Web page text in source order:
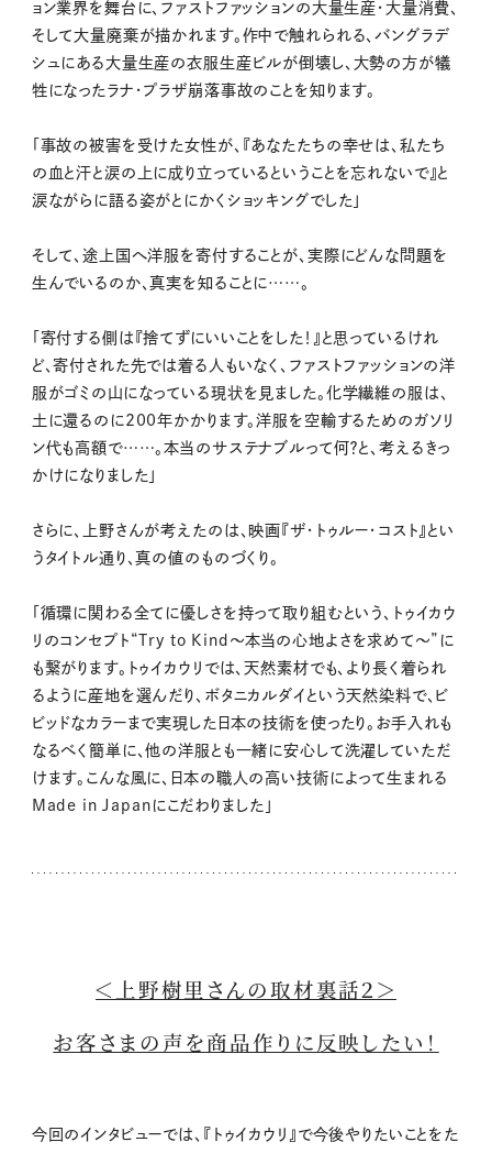
ョン業界を舞台に、ファストファッションの大量生産・大量消費、
そして大量廃棄が描かれます。作中で触れられる、バングラデ
シュにある大量生産の衣服生産ビルが倒壊し、大勢の方が犠
牲になったラナ・プラザ崩落事故のことを知ります。
「事故の被害を受けた女性が、『あなたたちの幸せは、私たち
の血と汗と涙の上に成り立っているということを忘れないで』と
涙ながらに語る姿がとにかくショッキングでした」
そして、途上国へ洋服を寄付することが、実際にどんな問題を
生んでいるのか、真実を知ることに……。
「寄付する側は『捨てずにいいことをした！』と思っているけれ
ど、寄付された先では着る人もいなく、ファストファッションの洋
服がゴミの山になっている現状を見ました。化学繊維の服は、
土に還るのに200年かかります。洋服を空輸するためのガソリ
ン代も高額で……。本当のサステナブルって何？と、考えるきっ
かけになりました」
さらに、上野さんが考えたのは、映画『ザ・トゥルー・コスト』とい
うタイトル通り、真の値のものづくり。
「循環に関わる全てに優しさを持って取り組むという、トゥイカウ
リのコンセプト“Try to Kind〜本当の心地よさを求めて〜”に
も繋がります。トゥイカウリでは、天然素材でも、より長く着られ
るように産地を選んだり、ボタニカルダイという天然染料で、ビ
ビッドなカラーまで実現した日本の技術を使ったり。お手入れも
なるべく簡単に、他の洋服とも一緒に安心して洗濯していただ
けます。こんな風に、日本の職人の高い技術によって生まれる
Made in Japanにこだわりました」
＜上野樹里さんの取材裏話２＞
お客さまの声を商品作りに反映したい！
今回のインタビューでは、『トゥイカウリ』で今後やりたいことをた